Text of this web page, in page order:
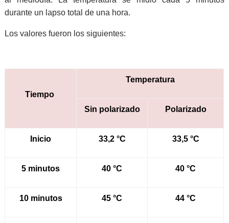
durante un lapso total de una hora.
Los valores fueron los siguientes:
Tiempo
Temperatura
Sin polarizado Polarizado
Inicio 33,2 °C 33,5 °C
5 minutos 40 °C 40 °C
10 minutos 45 °C 44 °C